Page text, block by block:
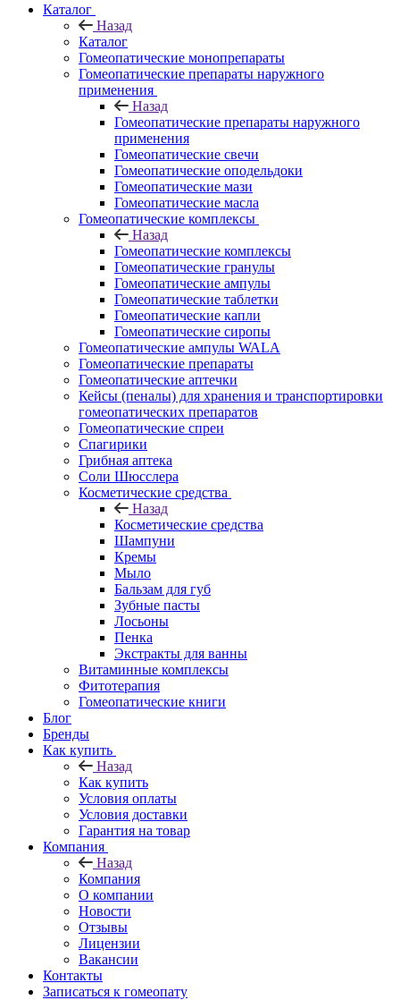
Каталог
Назад
Каталог
Гомеопатические монопрепараты
Гомеопатические препараты наружного
применения
Назад
Гомеопатические препараты наружного
применения
Гомеопатические свечи
Гомеопатические оподельдоки
Гомеопатические мази
Гомеопатические масла
Гомеопатические комплексы
Назад
Гомеопатические комплексы
Гомеопатические гранулы
Гомеопатические ампулы
Гомеопатические таблетки
Гомеопатические капли
Гомеопатические сиропы
Гомеопатические ампулы WALA
Гомеопатические препараты
Гомеопатические аптечки
Кейсы (пеналы) для хранения и транспортировки
гомеопатических препаратов
Гомеопатические спреи
Спагирики
Грибная аптека
Соли Шюсслера
Косметические средства
Назад
Косметические средства
Шампуни
Кремы
Мыло
Бальзам для губ
Зубные пасты
Лосьоны
Пенка
Экстракты для ванны
Витаминные комплексы
Фитотерапия
Гомеопатические книги
Блог
Бренды
Как купить
Назад
Как купить
Условия оплаты
Условия доставки
Гарантия на товар
Компания
Назад
Компания
О компании
Новости
Отзывы
Лицензии
Вакансии
Контакты
Записаться к гомеопату